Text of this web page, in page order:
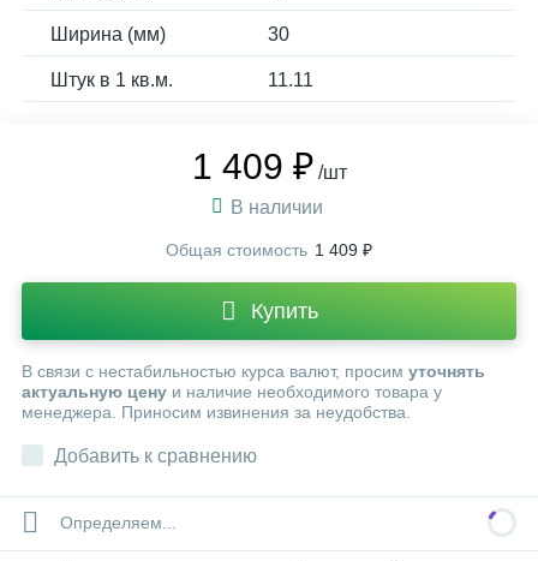
Ширина (мм) 30
Штук в 1 кв.м. 11.11
1 409 ₽ /шт
В наличии
Общая стоимость 1 409 ₽
Купить
В связи с нестабильностью курса валют, просим уточнять
актуальную цену и наличие необходимого товара у
менеджера. Приносим извинения за неудобства.
Добавить к сравнению
Определяем...